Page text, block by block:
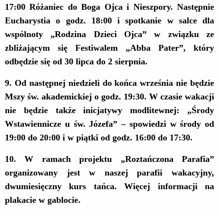
17:00 Różaniec do Boga Ojca i Nieszpory. Następnie
Eucharystia o godz. 18:00 i spotkanie w salce dla
wspólnoty „Rodzina Dzieci Ojca” w związku ze
zbliżającym się Festiwalem „Abba Pater”, który
odbędzie się od 30 lipca do 2 sierpnia.
9. Od następnej niedzieli do końca września nie będzie
Mszy św. akademickiej o godz. 19:30. W czasie wakacji
nie będzie także inicjatywy modlitewnej: „Środy
Wstawiennicze u św. Józefa” – spowiedzi w środy od
19:00 do 20:00 i w piątki od godz. 16:00 do 17:30.
10.W ramach projektu „Roztańczona Parafia”
organizowany jest w naszej parafii wakacyjny,
dwumiesięczny kurs tańca. Więcej informacji na
plakacie w gablocie.